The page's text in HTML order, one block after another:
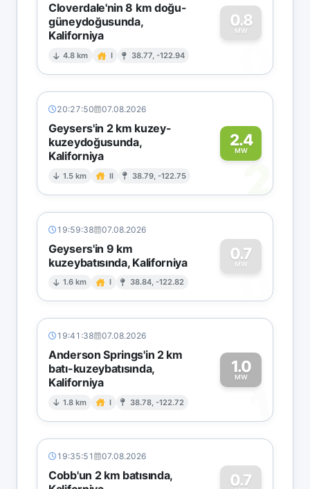
Cloverdale'nin 8 km doğu-
güneydoğusunda,
Kaliforniya
4.8 km I 38.77, -122.94
0.8
MW
0
20:27:50 07.08.2026
Geysers'in 2 km kuzey-
kuzeydoğusunda,
Kaliforniya
1.5 km II 38.79, -122.75
2.4
MW
2
19:59:38 07.08.2026
Geysers'in 9 km
kuzeybatısında, Kaliforniya
1.6 km I 38.84, -122.82
0.7
MW
0
19:41:38 07.08.2026
Anderson Springs'in 2 km
batı-kuzeybatısında,
Kaliforniya
1.8 km I 38.78, -122.72
1.0
MW
1
19:35:51 07.08.2026
Cobb'un 2 km batısında,
0.7